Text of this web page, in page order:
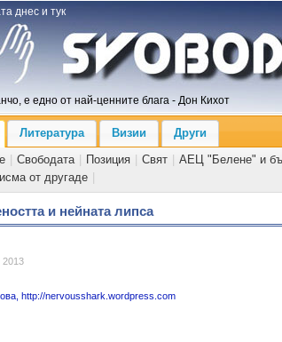
днес и тук
е едно от най-ценните блага - Дон Кихот
Литература Визии
Други
Свободата Позиция Свят АЕЦ "Белене" и
от другаде
и нейната липса
2013
http://nervousshark.wordpress.com